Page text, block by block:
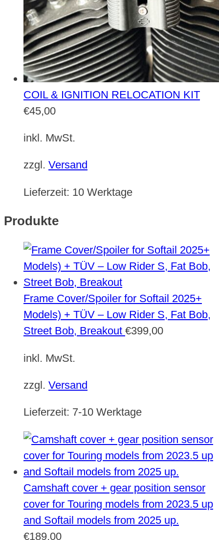
COIL & IGNITION RELOCATION KIT
€45,00
inkl. MwSt.
zzgl. Versand
Lieferzeit: 10 Werktage
Produkte
Frame Cover/Spoiler for Softail 2025+
Models) + TÜV – Low Rider S, Fat Bob,
Street Bob, Breakout €399,00
inkl. MwSt.
zzgl. Versand
Lieferzeit: 7-10 Werktage
Camshaft cover + gear position sensor
cover for Touring models from 2023.5 up
and Softail models from 2025 up.
€189,00